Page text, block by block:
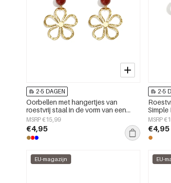
2-5 DAGEN
Oorbellen met hangertjes van
roestvrij staal in de vorm van een
bloem uit de Daily Simple-serie voor
dames.
MSRP €15,99
€4,95
2-5
Simple
MSRP
€4,95
EU-magazijn EU-